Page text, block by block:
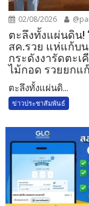
02/08/2026
ตะลึงทั้งแผ่นดิน!
สค.รวย แห่แก้บน
กระดังงารัดตะ
ไม้กอด รวยยกแ
​ตะลึงทั้งแผ่นดิ...
ข่าวประชาสัมพันธ์